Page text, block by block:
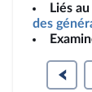
Liés
des